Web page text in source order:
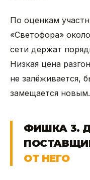
По оценкам
«Светофора»
сети держат
Низкая цена
не залёживается,
замещается новым.
ФИШКА 3.
ОТ НЕГО